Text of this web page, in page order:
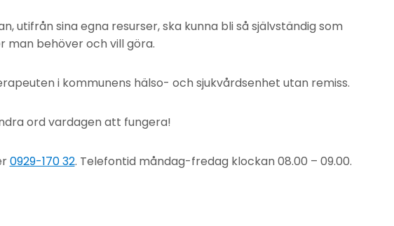
utifrån sina egna resurser, ska kunna bli så självständig som
man behöver och vill göra.
i kommunens hälso- och sjukvårdsenhet utan remiss.
ord vardagen att fungera!
0929-170 32. Telefontid måndag-fredag klockan 08.00 – 09.00.